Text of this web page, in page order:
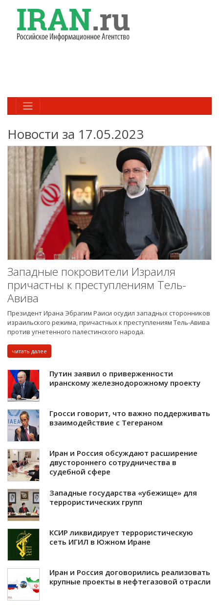
Новости за 17.05.2023
Западные покровители Израиля
причастны к преступлениям Тель-
Авива
Президент Ирана Эбрагим Раиси осудил западных сторонников
израильского режима, причастных к преступлениям Тель-Авива
против угнетенного палестинского народа.
читать далее
Путин заявил о приверженности
иранскому железнодорожному проекту
Гросси говорит, что важно поддерживать
взаимодействие с Тегераном
Иран и Россия обсуждают расширение
двустороннего сотрудничества в
судебной сфере
Западные государства «убежище» для
террористических групп
КСИР ликвидирует террористическую
сеть ИГИЛ в Южном Иране
Иран и Россия договорились реализовать
крупные проекты в нефтегазовой отрасли